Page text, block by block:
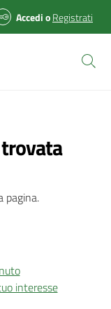
AccedioRegistrati
pagina.
interesse